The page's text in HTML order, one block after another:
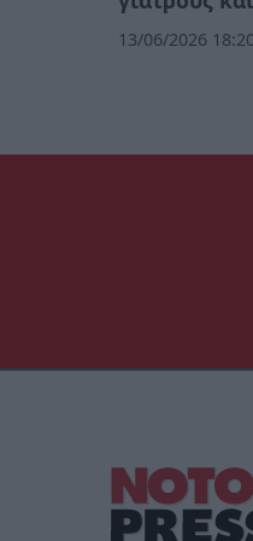
13/06/2026